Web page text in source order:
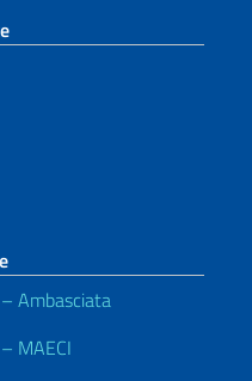
Ambasciata
MAECI